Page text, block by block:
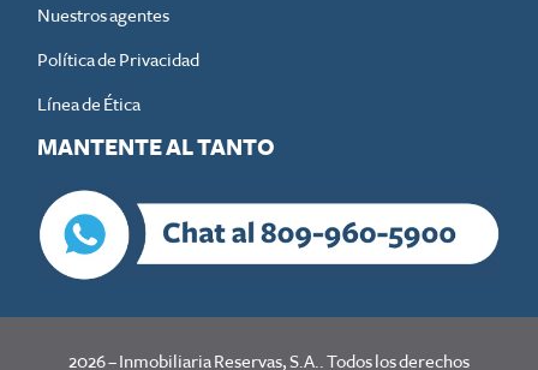
Nuestros agentes
Política de Privacidad
Línea de Ética
MANTENTE AL TANTO
2026– Inmobiliaria Reservas, S.A.. Todos los derechos